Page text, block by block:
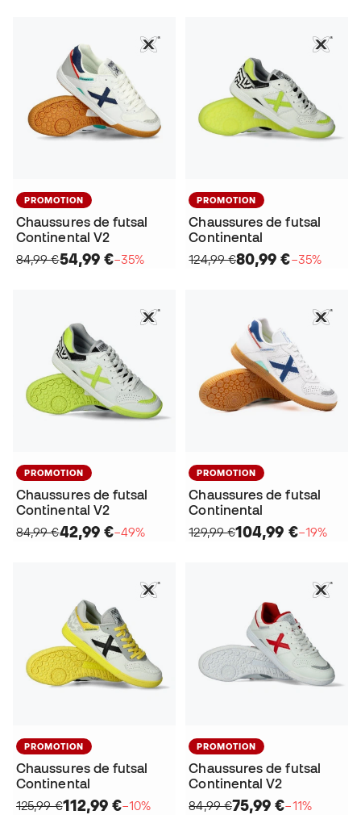
PROMOTION
Chaussures de futsal
Continental V2
84,99 €54,99 €−35%
PROMOTION
Chaussures de futsal
Continental
124,99 €80,99 €−35%
PROMOTION
Chaussures de futsal
Continental V2
84,99 €42,99 €−49%
PROMOTION
Chaussures de futsal
Continental
129,99 €104,99 €−19%
PROMOTION
Chaussures de futsal
Continental
125,99 €112,99 €−10%
PROMOTION
Chaussures de futsal
Continental V2
84,99 €75,99 €−11%